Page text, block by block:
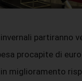
partiranno
procapite di
miglioramento